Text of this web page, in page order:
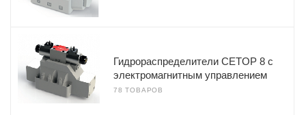
Гидрораспределители CETOP 8 с
электромагнитным управлением
78 ТОВАРОВ